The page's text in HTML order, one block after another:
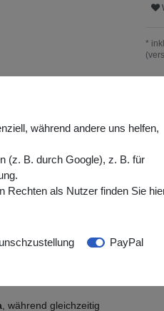
*
Bereich und
, während gleichzeitig
während andere uns helfen,
(z. B. durch Google), z. B. für
Rechten als Nutzer finden Sie
PayPal